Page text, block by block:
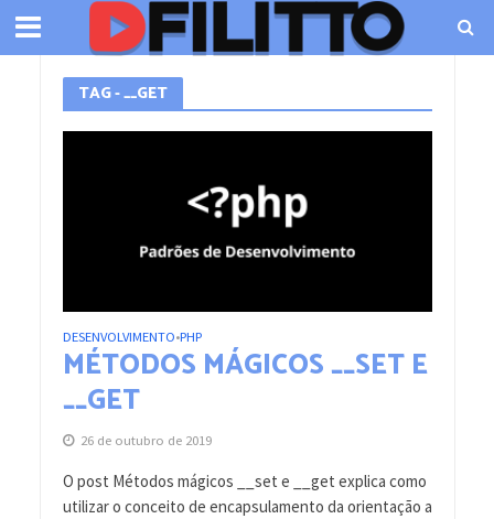
TAG - __GET
DESENVOLVIMENTO•PHP
MÉTODOS MÁGICOS __SET E
__GET
26 de outubro de 2019
O post Métodos mágicos __set e __get explica como
utilizar o conceito de encapsulamento da orientação a